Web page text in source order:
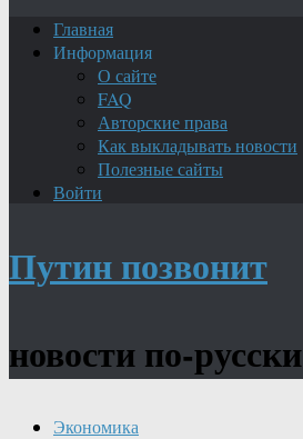
Главная
Информация
О сайте
FAQ
Авторские права
Как выкладывать новости
Полезные сайты
Войти
Путин позвонит
новости по-русски
Экономика